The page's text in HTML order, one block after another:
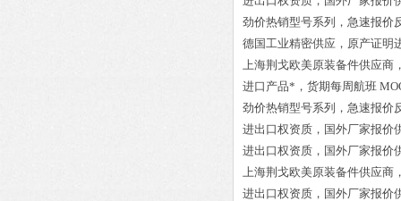
劲价热销型号系列，急速报价
德国工业精密供应，原产证明
上海荆戈欧美原装备件供应商
进口产品*，货期每周航班
劲价热销型号系列，急速报价
进出口权资质，国外厂家报价
进出口权资质，国外厂家报价
上海荆戈欧美原装备件供应商
进出口权资质，国外厂家报价